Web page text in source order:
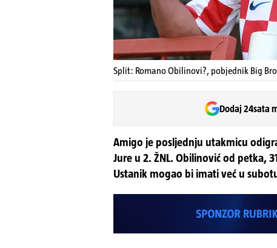
Split: Romano Obilinovi?, pobjednik Big
Dodaj 24sata
Amigo je posljednju utakmicu
Jure u 2. ŽNL. Obilinović od petka,
Ustanik mogao bi imati već u